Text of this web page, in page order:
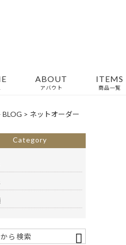
ABOUT
アバウト
ITEMS
商品一覧
BLOG > ネットオーダー
Category